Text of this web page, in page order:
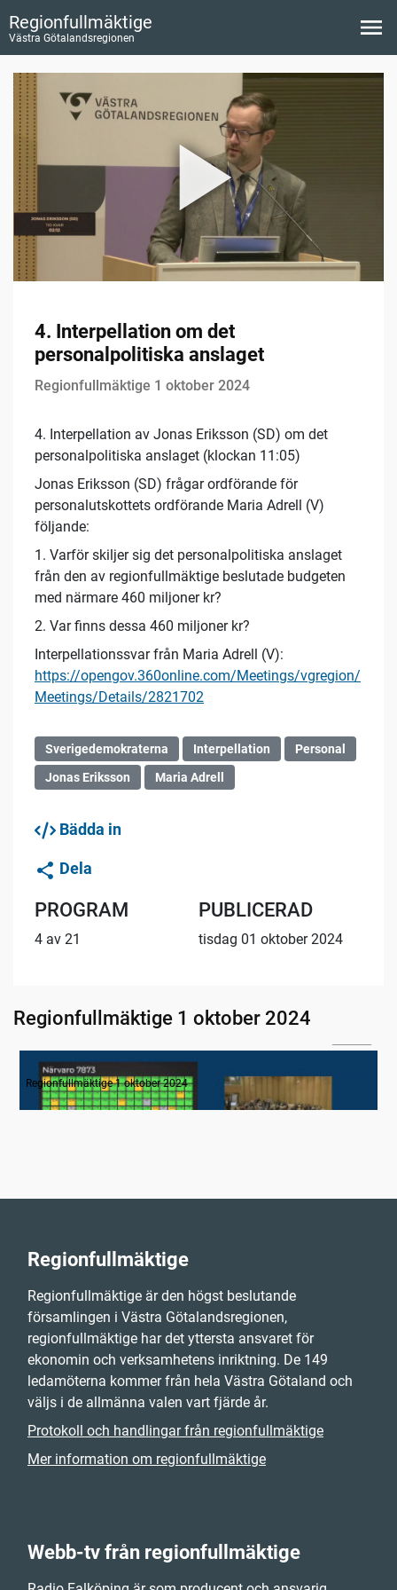
Regionfullmäktige
Västra Götalandsregionen
4. Interpellation om det
personalpolitiska anslaget
Regionfullmäktige 1 oktober 2024
4. Interpellation av Jonas Eriksson (SD) om det
personalpolitiska anslaget (klockan 11:05)
Jonas Eriksson (SD) frågar ordförande för
personalutskottets ordförande Maria Adrell (V)
följande:
1. Varför skiljer sig det personalpolitiska anslaget
från den av regionfullmäktige beslutade budgeten
med närmare 460 miljoner kr?
2. Var finns dessa 460 miljoner kr?
Interpellationssvar från Maria Adrell (V):
https://opengov.360online.com/Meetings/vgregion/
Meetings/Details/2821702
Sverigedemokraterna Interpellation
Personal
Jonas Eriksson
Maria Adrell
Bädda in
Dela
PROGRAM
4 av 21
PUBLICERAD
tisdag 01 oktober 2024
Regionfullmäktige 1 oktober 2024
1. Inledning
Regionfullmäktige 1 oktober 2024
Regionfullmäktige
Regionfullmäktige är den högst beslutande
församlingen i Västra Götalandsregionen,
regionfullmäktige har det yttersta ansvaret för
ekonomin och verksamhetens inriktning. De 149
ledamöterna kommer från hela Västra Götaland och
väljs i de allmänna valen vart fjärde år.
Protokoll och handlingar från regionfullmäktige
Mer information om regionfullmäktige
Webb-tv från regionfullmäktige